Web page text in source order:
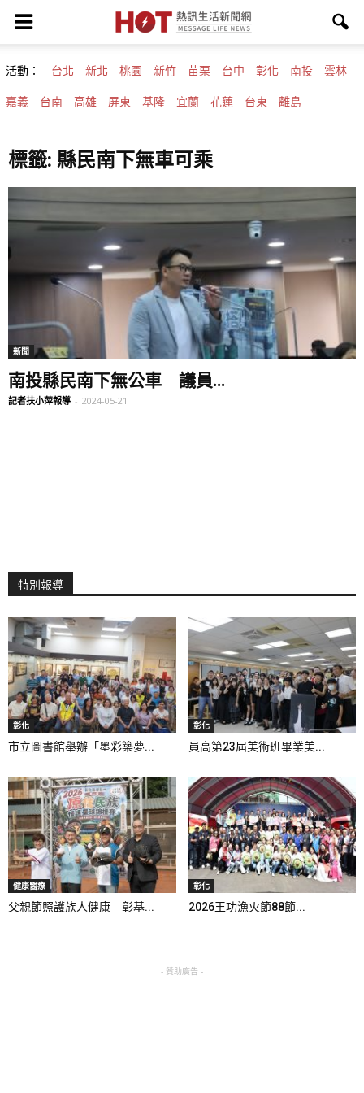
活動： 台北 新北 桃園 新竹 苗栗 台中 彰化 南投 雲林
嘉義 台南 高雄 屏東 基隆 宜蘭 花蓮 台東 離島
標籤: 縣民南下無車可乘
新聞
南投縣民南下無公車 議員...
記者扶小萍報導 - 2024-05-21
特別報導
彰化
市立圖書館舉辦「墨彩築夢...
彰化
員高第23屆美術班畢業美...
健康醫療
父親節照護族人健康 彰基...
彰化
2026王功漁火節88節...
- 贊助廣告 -